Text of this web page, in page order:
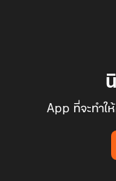
App ที่จะทำใ